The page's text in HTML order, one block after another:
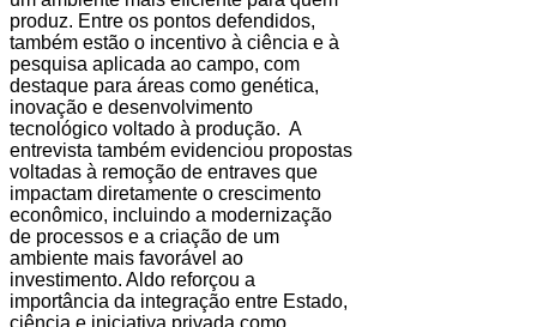
produz. Entre os pontos defendidos,
também estão o incentivo à ciência e à
pesquisa aplicada ao campo, com
destaque para áreas como genética,
inovação e desenvolvimento
tecnológico voltado à produção. A
entrevista também evidenciou propostas
voltadas à remoção de entraves que
impactam diretamente o crescimento
econômico, incluindo a modernização
de processos e a criação de um
ambiente mais favorável ao
investimento. Aldo reforçou a
importância da integração entre Estado,
ciência e iniciativa privada como